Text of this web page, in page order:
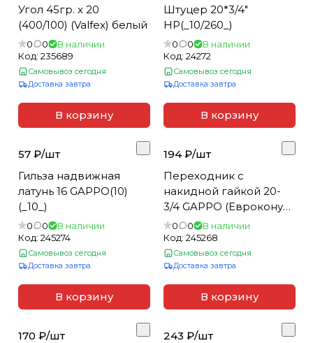
Угол 45гр. x 20
(400/100) (Valfex) белый
0 0
В наличии
Код: 235689
Самовывоз сегодня
Доставка завтра
В корзину
Штуцер 20*3/4"
НР(_10/260_)
0 0
В наличии
Код: 24272
Самовывоз сегодня
Доставка завтра
В корзину
57 ₽/шт
Гильза надвижная
латунь 16 GAPPO(10)
(_10_)
0 0
В наличии
Код: 245274
Самовывоз сегодня
Доставка завтра
В корзину
194 ₽/шт
Переходник с
накидной гайкой 20-
3/4 GAPPO (Евроконус)
(10)(_10_)
0 0
В наличии
Код: 245268
Самовывоз сегодня
Доставка завтра
В корзину
170 ₽/шт
243 ₽/шт